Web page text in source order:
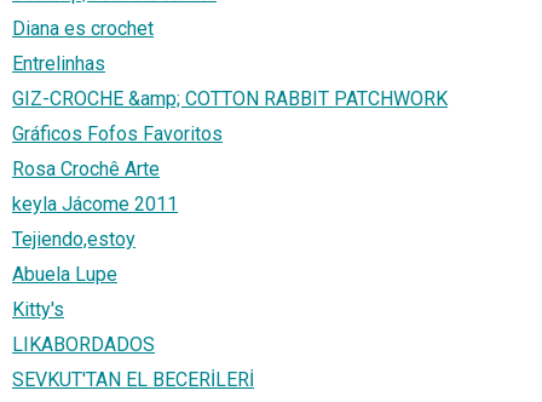
Diana es crochet
Entrelinhas
GIZ-CROCHE &amp; COTTON RABBIT PATCHWORK
Gráficos Fofos Favoritos
Rosa Crochê Arte
keyla Jácome 2011
Tejiendo,estoy
Abuela Lupe
Kitty's
LIKABORDADOS
SEVKUT'TAN EL BECERİLERİ